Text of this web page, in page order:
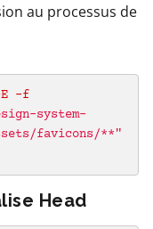
au processus de
system-
favicons/**"
Head